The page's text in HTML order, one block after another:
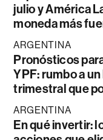
julio y América
moneda más
ARGENTINA
Pronósticos
YPF: rumbo a
trimestral que
ARGENTINA
En qué invertir: